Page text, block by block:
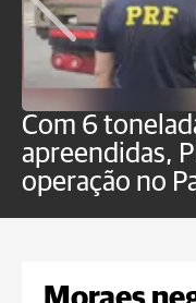
Com 6
apreendidas,
operação no